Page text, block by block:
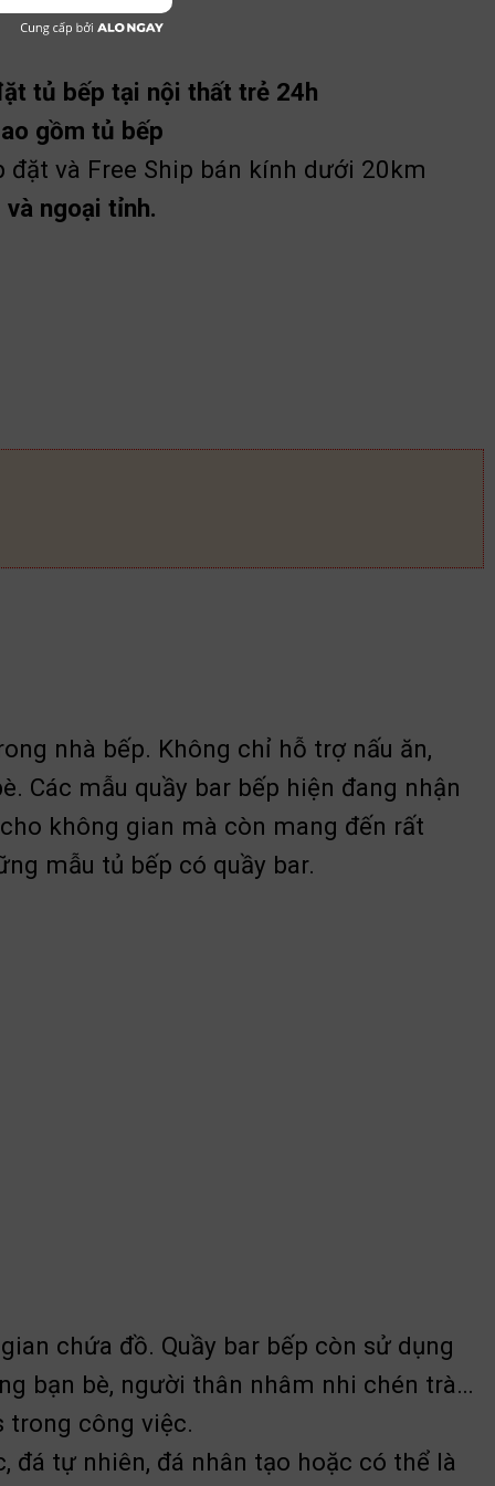
tủ bếp tại nội thất trẻ 24h
gồm tủ bếp
đặt và Free Ship bán kính dưới 20km
ngoại tỉnh.
nhà bếp. Không chỉ hỗ trợ nấu ăn,
Các mẫu quầy bar bếp hiện đang nhận
không gian mà còn mang đến rất
mẫu tủ bếp có quầy bar.
chứa đồ. Quầy bar bếp còn sử dụng
bạn bè, người thân nhâm nhi chén trà…
trong công việc.
đá tự nhiên, đá nhân tạo hoặc có thể là